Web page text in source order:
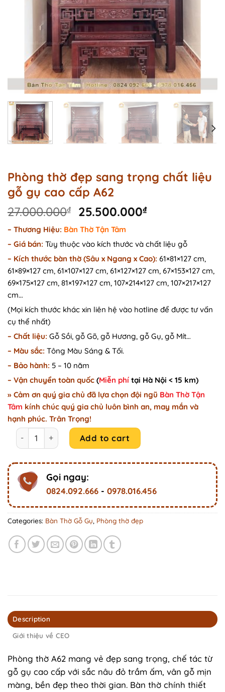
Phòng thờ đẹp sang trọng chất liệu
gỗ gụ cao cấp A62
27.000.000₫
Original
price
was:
27.000.000₫.
25.500.000₫Current
25.500.000₫.
– Thương Hiệu: Bàn Thờ Tận Tâm
– Giá bán: Tùy thuộc vào kích thước và chất liệu gỗ
– Kích thước bàn thờ (Sâu x Ngang x Cao): 61×81×127 cm,
61×89×127 cm, 61×107×127 cm, 61×127×127 cm, 67×153×127 cm,
69×175×127 cm, 81×197×127 cm, 107×214×127 cm, 107×217×127
cm…
(Mọi kích thước khác xin liên hệ vào hotline để được tư vấn
cụ thể nhất)
– Chất liệu: Gỗ Sồi, gỗ Gõ, gỗ Hương, gỗ Gụ, gỗ Mít…
– Màu sắc: Tông Màu Sáng & Tối.
– Bảo hành: 5 – 10 năm
– Vận chuyển toàn quốc (Miễn phí tại Hà Nội < 15 km)
» Cảm ơn quý gia chủ đã lựa chọn đội ngũ Bàn Thờ Tận
Tâm kính chúc quý gia chủ luôn bình an, may mắn và
hạnh phúc. Trân Trọng!
Phòng thờ đẹp sang trọng chất liệu gỗ gụ cao cấp A62
Add to cart
Gọi ngay:
0824.092.666- 0978.016.456
Categories: Bàn Thờ Gỗ Gụ Phòng thờ đẹp
Description
Giới thiệu về CEO
Phòng thờ A62 mang vẻ đẹp sang trọng, chế tác từ
gỗ gụ cao cấp với sắc nâu đỏ trầm ấm, vân gỗ mịn
màng, bền đẹp theo thời gian. Bàn thờ chính thiết